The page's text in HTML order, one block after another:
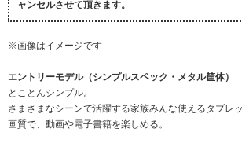
ャンセルさせて頂きます。
※画像はイメージです
エントリーモデル（シンプルスペック・メタル筐体）
とことんシンプル。
さまざまなシーンで活躍する家族みんな使えるタブレ
画質で、動画や電子書籍を楽しめる。